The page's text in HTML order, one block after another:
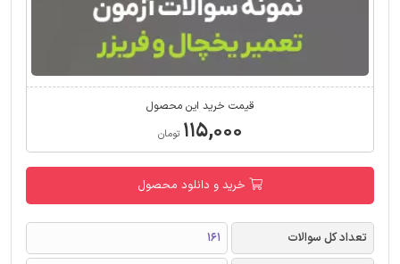
قیمت خرید این محصول
۱۱۵,۰۰۰ تومان
خرید و دانلود محصول
تعداد کل سوالات
161